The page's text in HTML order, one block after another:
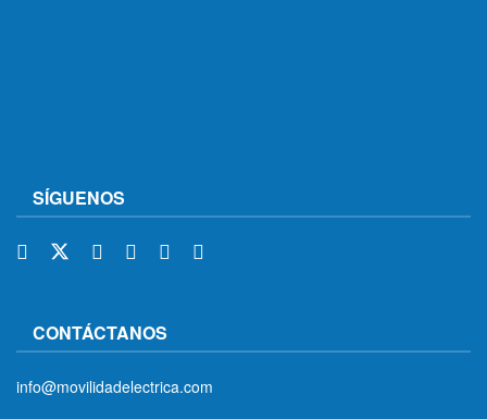
SÍGUENOS
CONTÁCTANOS
info@movilidadelectrica.com